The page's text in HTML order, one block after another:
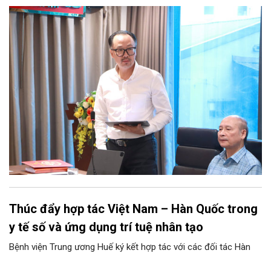
Thúc đẩy hợp tác Việt Nam – Hàn Quốc trong
y tế số và ứng dụng trí tuệ nhân tạo
Bệnh viện Trung ương Huế ký kết hợp tác với các đối tác Hàn